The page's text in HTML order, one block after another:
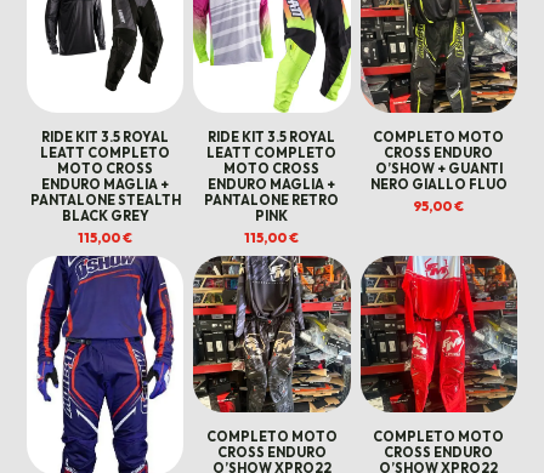
RIDE KIT 3.5 ROYAL
LEATT COMPLETO
MOTO CROSS
ENDURO MAGLIA +
PANTALONE STEALTH
BLACK GREY
115,00€
RIDE KIT 3.5 ROYAL
LEATT COMPLETO
MOTO CROSS
ENDURO MAGLIA +
PANTALONE RETRO
PINK
115,00€
COMPLETO MOTO
CROSS ENDURO
O’SHOW + GUANTI
NERO GIALLO FLUO
95,00€
COMPLETO MOTO
CROSS ENDURO
O’SHOW XPRO22
COMPLETO MOTO
CROSS ENDURO
O’SHOW XPRO22